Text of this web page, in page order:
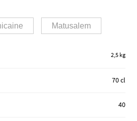
Matusalem
2,5 kg
70 cl
40